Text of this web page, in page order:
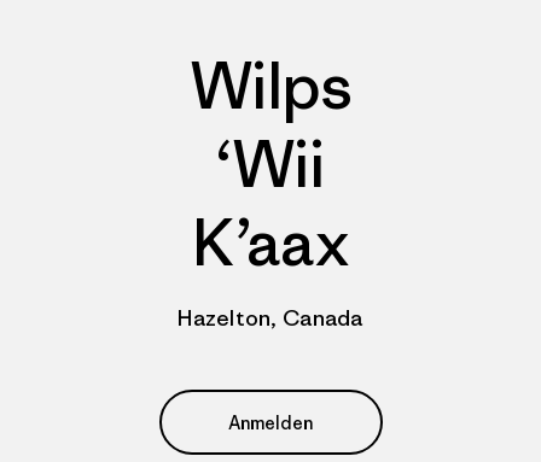
Wilps
‘Wii
K’aax
Hazelton, Canada
Anmelden